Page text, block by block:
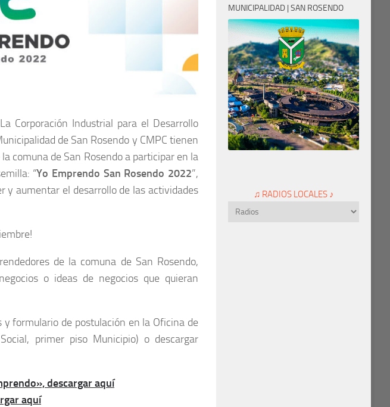
Corporación Industrial para el Desarrollo
de San Rosendo y CMPC tienen
comuna de San Rosendo a participar en la
“Yo Emprendo San Rosendo 2022”,
y aumentar el desarrollo de las actividades
de la comuna de San Rosendo,
o ideas de negocios que quieran
y formulario de postulación en la Oficina de
primer piso Municipio) o descargar
descargar aquí
aquí
MUNICIPALIDAD | SAN ROSENDO
♫ RADIOS LOCALES ♪